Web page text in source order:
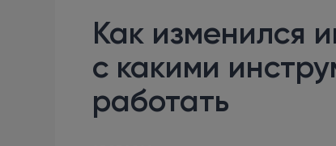
Как изменился
с какими
работать